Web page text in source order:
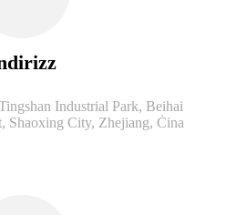
Industrial Park, Beihai
Shaoxing City, Zhejiang, Ċina